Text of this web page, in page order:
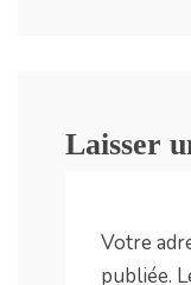
Laisser
Votre
publiée.